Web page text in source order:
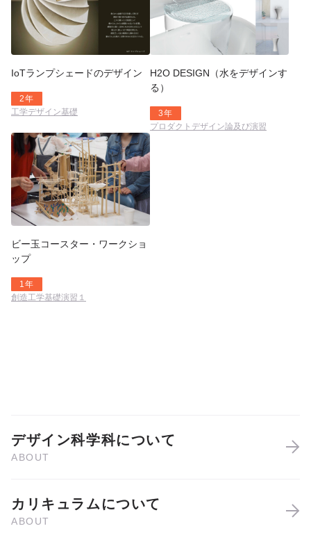
IoTランプシェードのデザイン
2年
工学デザイン基礎
H2O DESIGN（水をデザインす
る）
3年
プロダクトデザイン論及び演習
ビー玉コースター・ワークショ
ップ
1年
創造工学基礎演習１
デザイン科学科について
カリキュラムについて